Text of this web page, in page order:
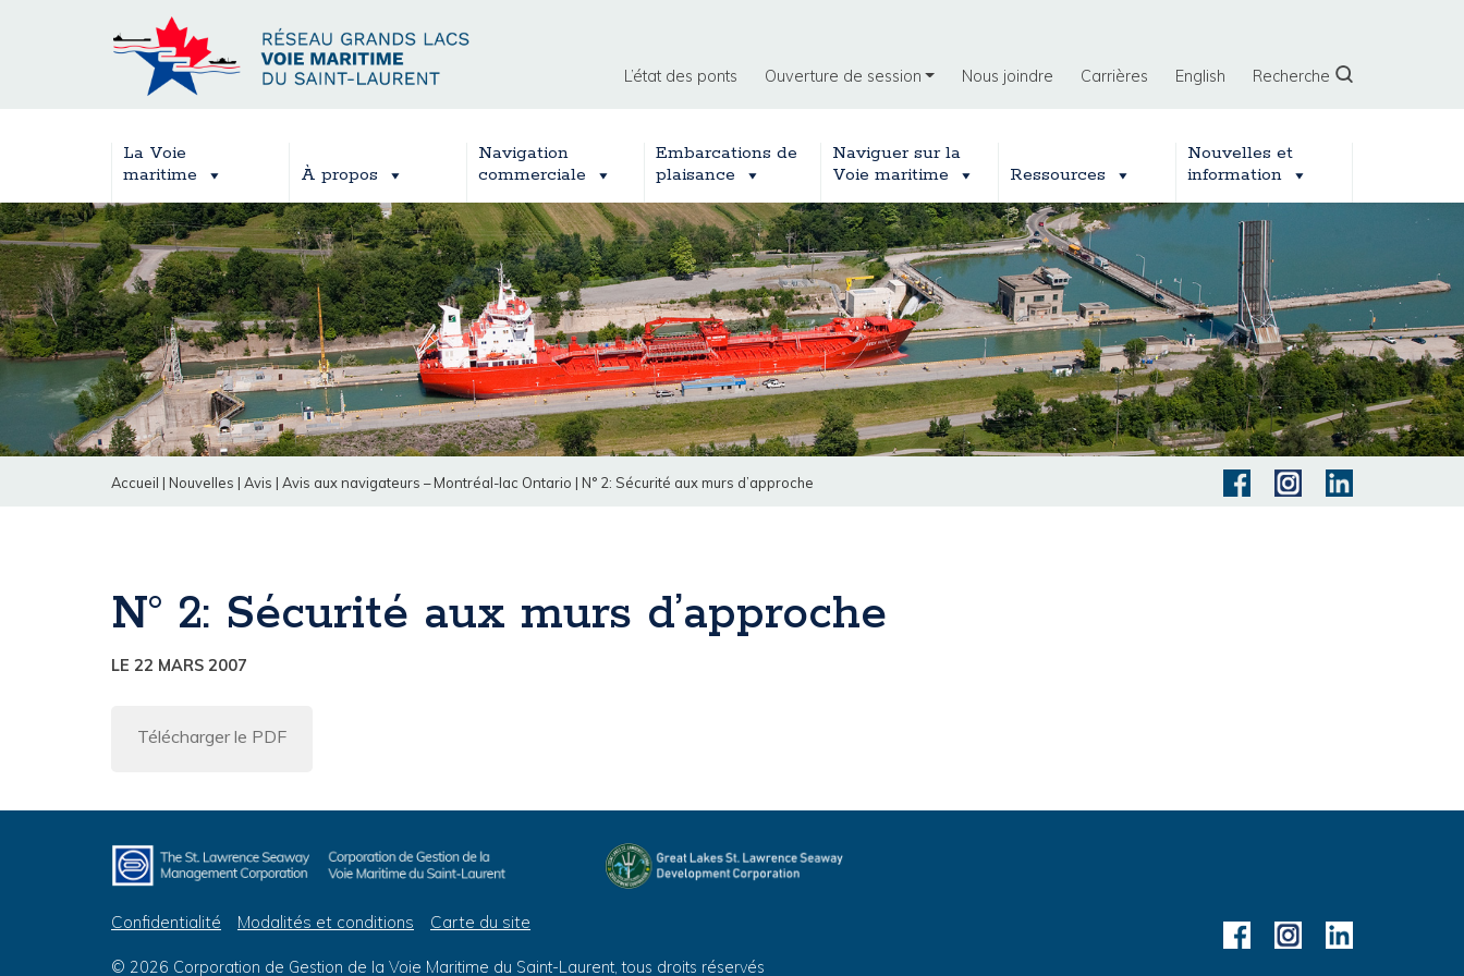
L’état des ponts Ouverture de session Nous joindre Carrières English Recherche
La Voie
maritime
À propos
Navigation
commerciale
Embarcations de
plaisance
Naviguer sur la
Voie maritime
Ressources
Nouvelles et
information
Accueil | Nouvelles | Avis | Avis aux navigateurs – Montréal-lac Ontario | N° 2: Sécurité aux murs d’approche
N° 2: Sécurité aux murs d’approche
LE 22 MARS 2007
Télécharger le PDF
Confidentialité Modalités et conditions Carte du site
© 2026 Corporation de Gestion de la Voie Maritime du Saint-Laurent, tous droits réservés